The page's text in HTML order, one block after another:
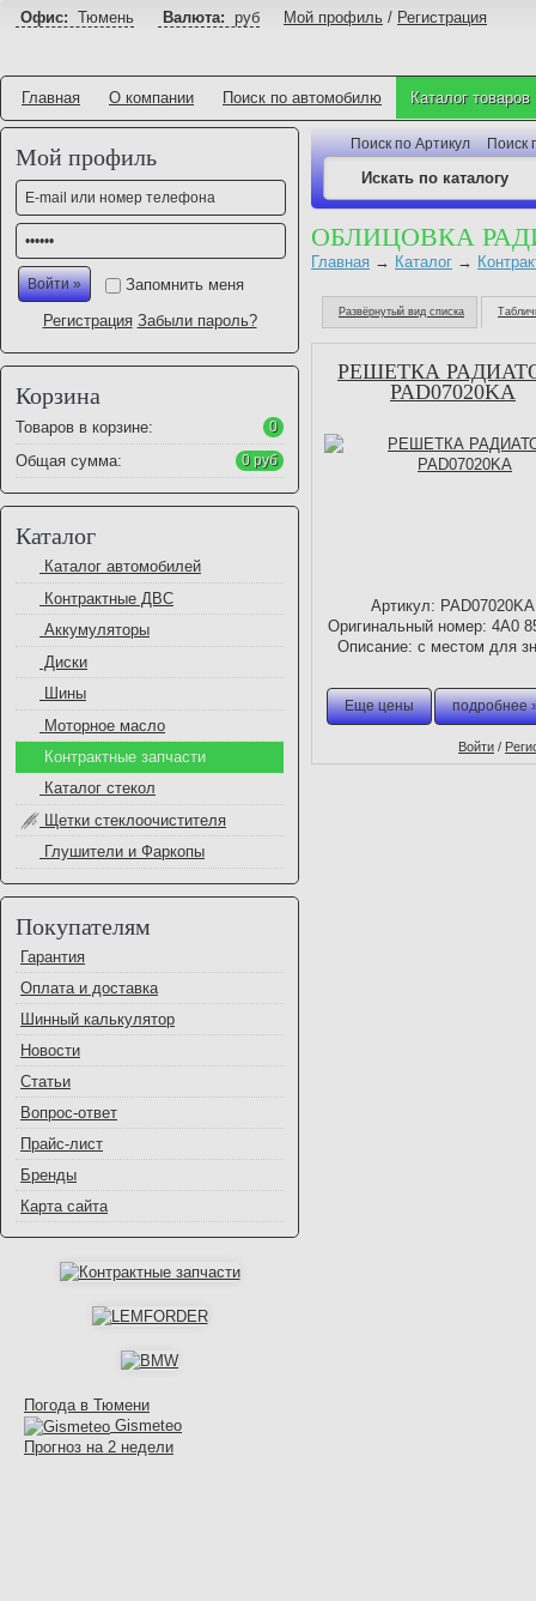
Офис: Тюмень Валюта: руб Мой профиль / Регистрация
Главная О компании Поиск по автомобилю Каталог товаров
Мой профиль
Запомнить меня
Регистрация Забыли пароль?
Корзина
Товаров в корзине: 0
Общая сумма: 0 руб
Каталог
Каталог автомобилей
Контрактные ДВС
Аккумуляторы
Диски
Шины
Моторное масло
Контрактные запчасти
Каталог стекол
Щетки стеклоочистителя
Глушители и Фаркопы
Покупателям
Гарантия
Оплата и доставка
Шинный калькулятор
Новости
Статьи
Вопрос-ответ
Прайс-лист
Бренды
Карта сайта
Погода в Тюмени
Gismeteo
Прогноз на 2 недели
Поиск по Артикул Поиск
ОБЛИЦОВКА
Главная → Каталог →
Развёрнутый вид списка
РЕШЕТКА
PAD07020KA
Артикул: PAD07020KA
Оригинальный номер: 4A0
Описание: с местом для
Еще цены подробнее
Войти /